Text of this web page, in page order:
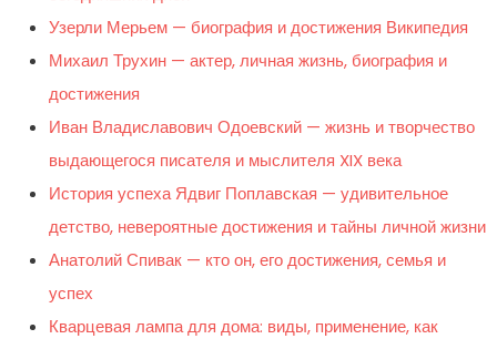
Узерли Мерьем — биография и достижения Википедия
Михаил Трухин — актер, личная жизнь, биография и
достижения
Иван Владиславович Одоевский — жизнь и творчество
выдающегося писателя и мыслителя XIX века
История успеха Ядвиг Поплавская — удивительное
детство, невероятные достижения и тайны личной жизни
Анатолий Спивак — кто он, его достижения, семья и
успех
Кварцевая лампа для дома: виды, применение, как